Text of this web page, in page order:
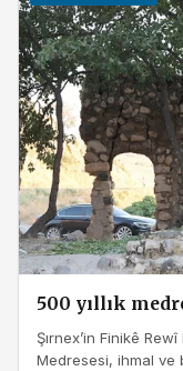
500 yıllık
Şırnex’in Finikê
Medresesi, ihmal ve